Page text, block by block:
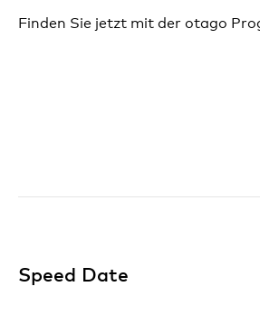
Finden Sie jetzt mit der otago
Speed Date